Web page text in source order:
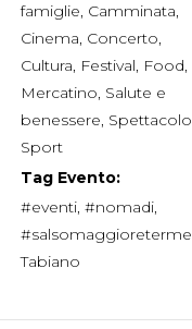
famiglie, Camminata,
Cinema, Concerto,
Cultura, Festival, Food,
Mercatino, Salute e
benessere, Spettacolo
Sport
Tag Evento:
#eventi, #nomadi,
#salsomaggioreterme
Tabiano